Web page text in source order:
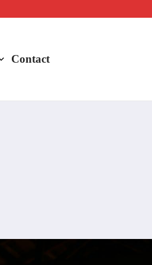
Contact